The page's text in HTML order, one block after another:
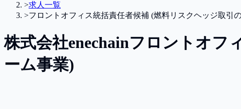
>求人一覧
>フロントオフィス統括責任者候補 (燃料リスクヘッジ取引
株式会社enechainフロントオフ
ーム事業)